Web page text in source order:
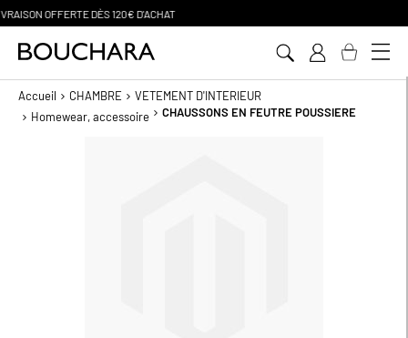
PAIEMENT EN 3 SANS FRAIS
Accueil CHAMBRE
VETEMENT D'INTERIEUR
Homewear, accessoire
CHAUSSONS EN FEUTRE POUSSIERE